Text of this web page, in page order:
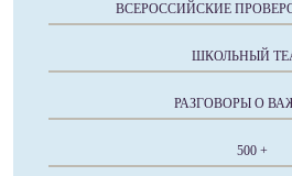
ВСЕРОССИЙСКИЕ
ШКОЛЬНЫЙ
РАЗГОВОРЫ О
500 +